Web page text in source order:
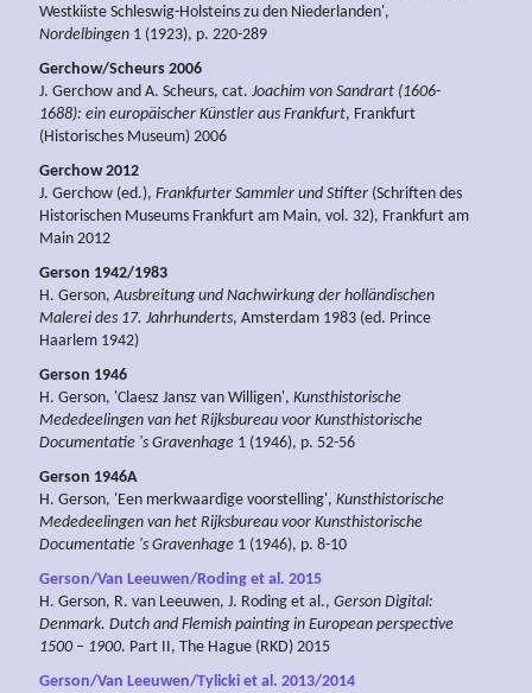
Westkiiste Schleswig-Holsteins zu den Niederlanden',
Nordelbingen 1 (1923), p. 220-289
Gerchow/Scheurs 2006
J. Gerchow and A. Scheurs, cat. Joachim von Sandrart (1606-
1688): ein europäischer Künstler aus Frankfurt, Frankfurt
(Historisches Museum) 2006
Gerchow 2012
J. Gerchow (ed.), Frankfurter Sammler und Stifter (Schriften des
Historischen Museums Frankfurt am Main, vol. 32), Frankfurt am
Main 2012
Gerson 1942/1983
H. Gerson, Ausbreitung und Nachwirkung der holländischen
Malerei des 17. Jahrhunderts, Amsterdam 1983 (ed. Prince
Haarlem 1942)
Gerson 1946
H. Gerson, 'Claesz Jansz van Willigen', Kunsthistorische
Mededeelingen van het Rijksbureau voor Kunsthistorische
Documentatie 's Gravenhage 1 (1946), p. 52-56
Gerson 1946A
H. Gerson, 'Een merkwaardige voorstelling', Kunsthistorische
Mededeelingen van het Rijksbureau voor Kunsthistorische
Documentatie 's Gravenhage 1 (1946), p. 8-10
Gerson/Van Leeuwen/Roding et al. 2015
H. Gerson, R. van Leeuwen, J. Roding et al., Gerson Digital:
Denmark. Dutch and Flemish painting in European perspective
1500 – 1900. Part II, The Hague (RKD) 2015
Gerson/Van Leeuwen/Tylicki et al. 2013/2014